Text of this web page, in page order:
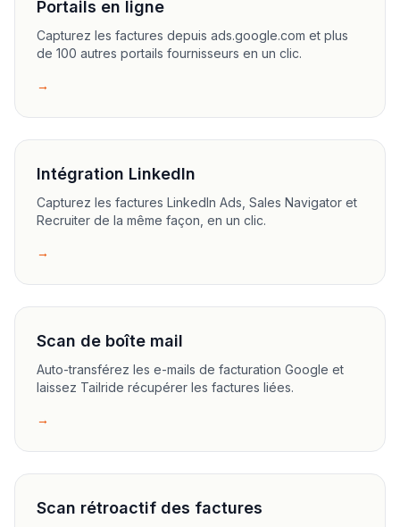
Portails en ligne
Capturez les factures depuis ads.google.com et plus
de 100 autres portails fournisseurs en un clic.
→
Intégration LinkedIn
Capturez les factures LinkedIn Ads, Sales Navigator et
Recruiter de la même façon, en un clic.
→
Scan de boîte mail
Auto-transférez les e-mails de facturation Google et
laissez Tailride récupérer les factures liées.
→
Scan rétroactif des factures